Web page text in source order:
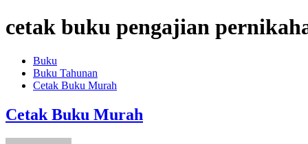
cetak buku pengajian
Buku
Buku Tahunan
Cetak Buku Murah
Cetak Buku Murah